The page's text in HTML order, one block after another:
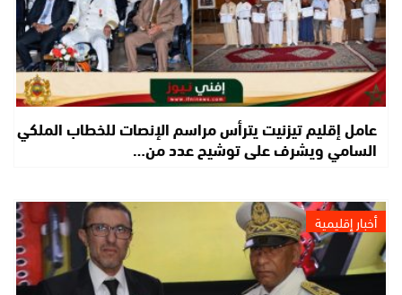
عامل إقليم تيزنيت يترأس مراسم الإنصات للخطاب الملكي
السامي ويشرف على توشيح عدد من…
أخبار إقليمية